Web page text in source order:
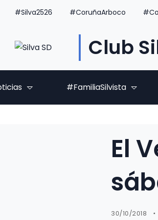
#Silva2526 #CoruñaArboco
Club
#FamiliaSilvista
El
30/10/2018